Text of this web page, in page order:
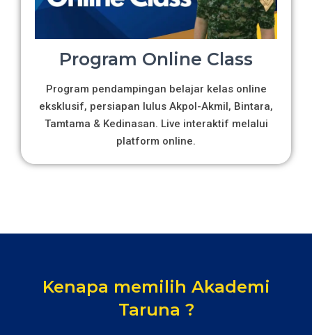
Program Online Class
Program pendampingan belajar kelas online
eksklusif, persiapan lulus Akpol-Akmil, Bintara,
Tamtama & Kedinasan. Live interaktif melalui
platform online.
Kenapa memilih Akademi
Taruna ?